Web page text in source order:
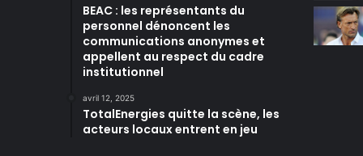
BEAC : les représentants du
personnel dénoncent les
communications anonymes et
appellent au respect du cadre
institutionnel
avril 12, 2025
TotalEnergies quitte la scène, les
acteurs locaux entrent en jeu